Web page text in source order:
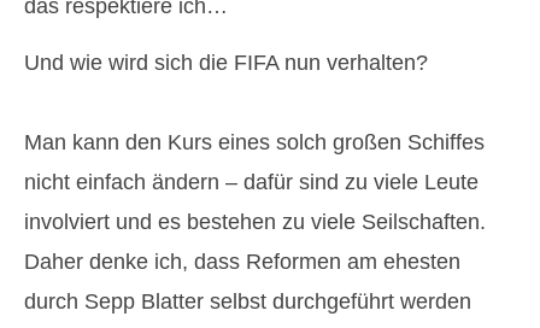
das respektiere ich…
Und wie wird sich die FIFA nun verhalten?
Man kann den Kurs eines solch großen Schiffes
nicht einfach ändern – dafür sind zu viele Leute
involviert und es bestehen zu viele Seilschaften.
Daher denke ich, dass Reformen am ehesten
durch Sepp Blatter selbst durchgeführt werden